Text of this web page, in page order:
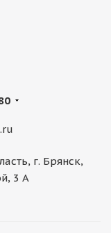
г. Брянск,
3 А